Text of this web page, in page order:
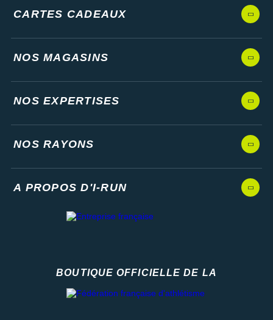
CARTES CADEAUX
NOS MAGASINS
NOS EXPERTISES
NOS RAYONS
A PROPOS D'I-RUN
BOUTIQUE OFFICIELLE DE LA